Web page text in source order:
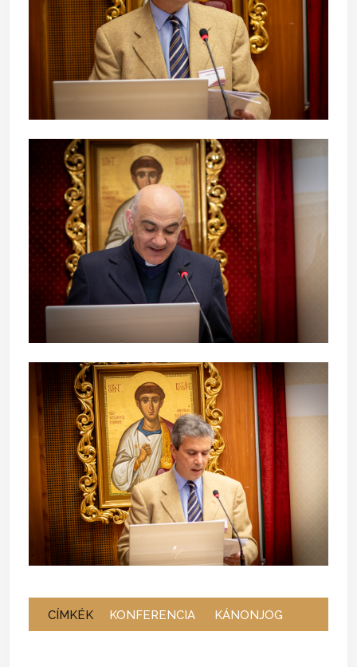
CÍMKÉK KONFERENCIA KÁNONJOG